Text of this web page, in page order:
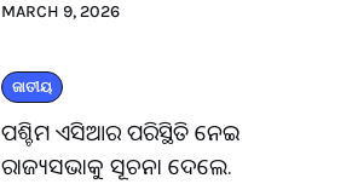
MARCH 9, 2026
ଜାତୀୟ
ପଶ୍ଚିମ ଏସିଆର ପରିସ୍ଥିତି ନେଇ
ରାଜ୍ୟସଭାକୁ ସୂଚନା ଦେଲେ.